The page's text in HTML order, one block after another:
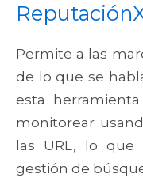
Permite a las
de lo que se
esta
monitorear
las URL, lo que
gestión de